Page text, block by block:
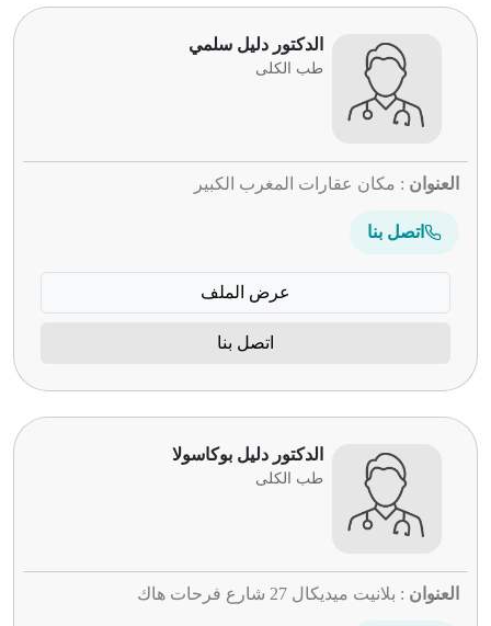
الدكتور دليل سلمي
طب الكلى
العنوان : مكان عقارات المغرب الكبير
اتصل بنا
عرض الملف
اتصل بنا
الدكتور دليل بوكاسولا
طب الكلى
العنوان : بلانيت ميديكال 27 شارع فرحات هاك